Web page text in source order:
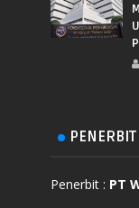
Penerbit : PT